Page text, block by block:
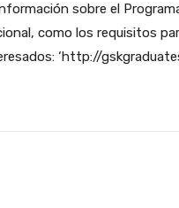
sobre el
como los requisitos
‘http://